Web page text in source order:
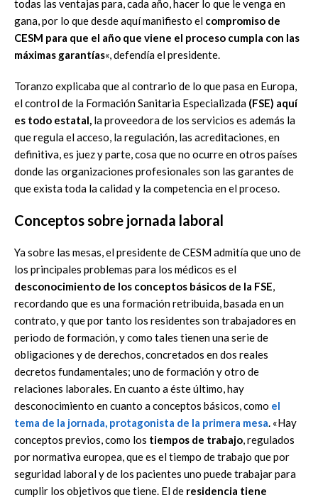
todas las ventajas para, cada año, hacer lo que le venga en
gana, por lo que desde aquí manifiesto el compromiso de
CESM para que el año que viene el proceso cumpla con las
máximas garantías«, defendía el presidente.
Toranzo explicaba que al contrario de lo que pasa en Europa,
el control de la Formación Sanitaria Especializada (FSE) aquí
es todo estatal, la proveedora de los servicios es además la
que regula el acceso, la regulación, las acreditaciones, en
definitiva, es juez y parte, cosa que no ocurre en otros países
donde las organizaciones profesionales son las garantes de
que exista toda la calidad y la competencia en el proceso.
Conceptos sobre jornada laboral
Ya sobre las mesas, el presidente de CESM admitía que uno de
los principales problemas para los médicos es el
desconocimiento de los conceptos básicos de la FSE,
recordando que es una formación retribuida, basada en un
contrato, y que por tanto los residentes son trabajadores en
periodo de formación, y como tales tienen una serie de
obligaciones y de derechos, concretados en dos reales
decretos fundamentales; uno de formación y otro de
relaciones laborales. En cuanto a éste último, hay
desconocimiento en cuanto a conceptos básicos, como el
tema de la jornada, protagonista de la primera mesa. «Hay
conceptos previos, como los tiempos de trabajo, regulados
por normativa europea, que es el tiempo de trabajo que por
seguridad laboral y de los pacientes uno puede trabajar para
cumplir los objetivos que tiene. El de residencia tiene